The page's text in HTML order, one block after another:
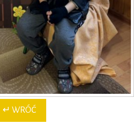
↵ WRÓĆ